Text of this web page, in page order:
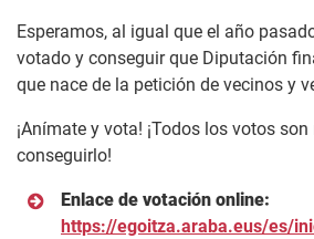
Esperamos, al igual que el año
votado y conseguir que Diputación
que nace de la petición de vecinos y
¡Anímate y vota! ¡Todos los votos
conseguirlo!
Enlace de votación online:
https://egoitza.araba.eus/es/